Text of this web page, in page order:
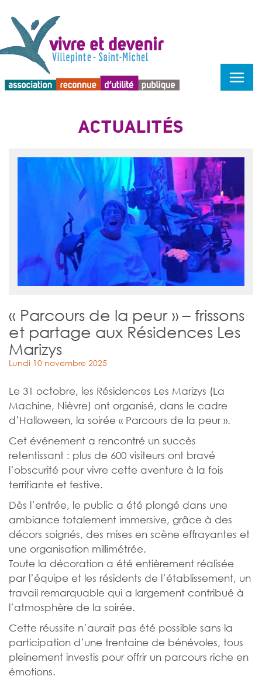
ACTUALITÉS
« Parcours de la peur » – frissons
et partage aux Résidences Les
Marizys
Lundi 10 novembre 2025
Le 31 octobre, les Résidences Les Marizys (La
Machine, Nièvre) ont organisé, dans le cadre
d’Halloween, la soirée « Parcours de la peur ».
Cet événement a rencontré un succès
retentissant : plus de 600 visiteurs ont bravé
l’obscurité pour vivre cette aventure à la fois
terrifiante et festive.
Dès l’entrée, le public a été plongé dans une
ambiance totalement immersive, grâce à des
décors soignés, des mises en scène effrayantes et
une organisation millimétrée.
Toute la décoration a été entièrement réalisée
par l’équipe et les résidents de l’établissement, un
travail remarquable qui a largement contribué à
l’atmosphère de la soirée.
Cette réussite n’aurait pas été possible sans la
participation d’une trentaine de bénévoles, tous
pleinement investis pour offrir un parcours riche en
émotions.